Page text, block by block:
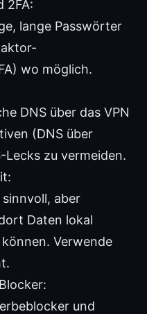
2FA:
lange Passwörter
wo möglich.
DNS über das VPN
(DNS über
Lecks zu vermeiden.
aber
Daten lokal
Verwende
und